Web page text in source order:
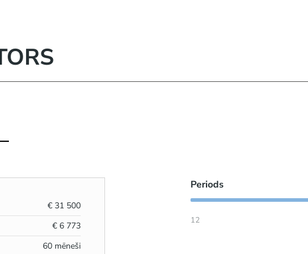
€ 31 500
€ 6 773
60mēneši
Periods
12